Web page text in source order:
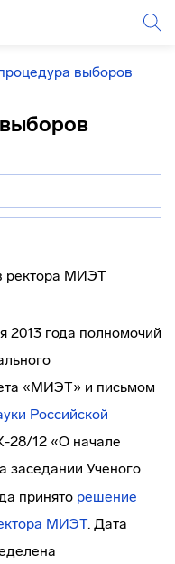
выборов
2013 года полномочий
«МИЭТ» и письмом
Российской
28/12 «О начале
заседании Ученого
принято решение
МИЭТ. Дата